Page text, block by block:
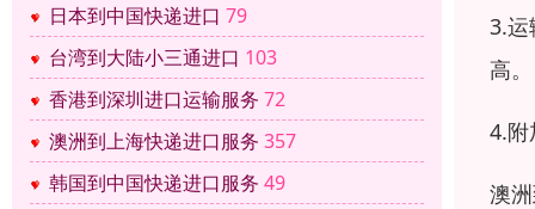
日本到中国快递进口 79
台湾到大陆小三通进口 103
香港到深圳进口运输服务 72
澳洲到上海快递进口服务 357
韩国到中国快递进口服务 49
3.运
高。
4.附
澳